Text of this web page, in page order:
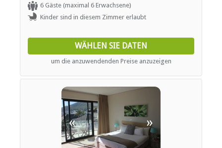
TRANSFERS
Flughafentransfers
Andere Übertragungen verfügbar
Tourenhilfe
with showers. The first bedroom is furnished with one
double bed and the second bedroom is furnished with
two Queen-size beds with a lounge area.
6 Gäste (maximal 6 Erwachsene)
Kinder sind in diesem Zimmer erlaubt
WÄHLEN SIE DATEN
um die anzuwendenden Preise anzuzeigen
« »